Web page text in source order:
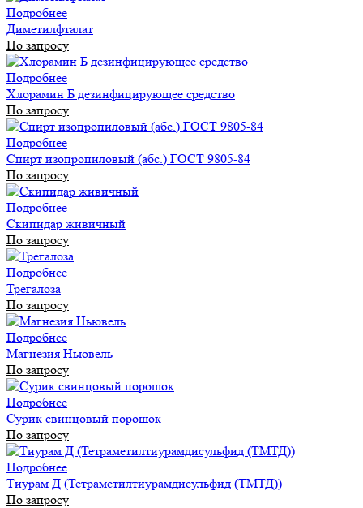
Подробнее
Диметилфталат
По запросу
Подробнее
Хлорамин Б дезинфицирующее средство
По запросу
Подробнее
Спирт изопропиловый (абс.) ГОСТ 9805-84
По запросу
Подробнее
Скипидар живичный
По запросу
Подробнее
Трегалоза
По запросу
Подробнее
Магнезия Ньювель
По запросу
Подробнее
Сурик свинцовый порошок
По запросу
Подробнее
Тиурам Д (Тетраметилтиурамдисульфид (ТМТД))
По запросу